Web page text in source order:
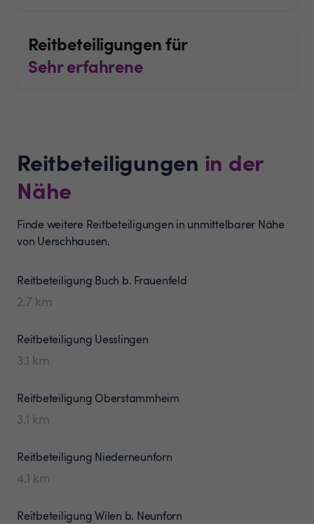
Reitbeteiligungen für
Sehr erfahrene
Reitbeteiligungen in der
Nähe
Finde weitere Reitbeteiligungen in unmittelbarer Nähe
von Uerschhausen.
Reitbeteiligung Buch b. Frauenfeld
2.7 km
Reitbeteiligung Uesslingen
3.1 km
Reitbeteiligung Oberstammheim
3.1 km
Reitbeteiligung Niederneunforn
4.1 km
ReitbeteiligungWilen b. Neunforn